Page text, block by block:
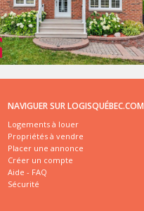
NAVIGUER SUR LOGISQUÉBEC.COM
Logements à louer
Propriétés à vendre
Placer une annonce
Créer un compte
Aide - FAQ
Sécurité